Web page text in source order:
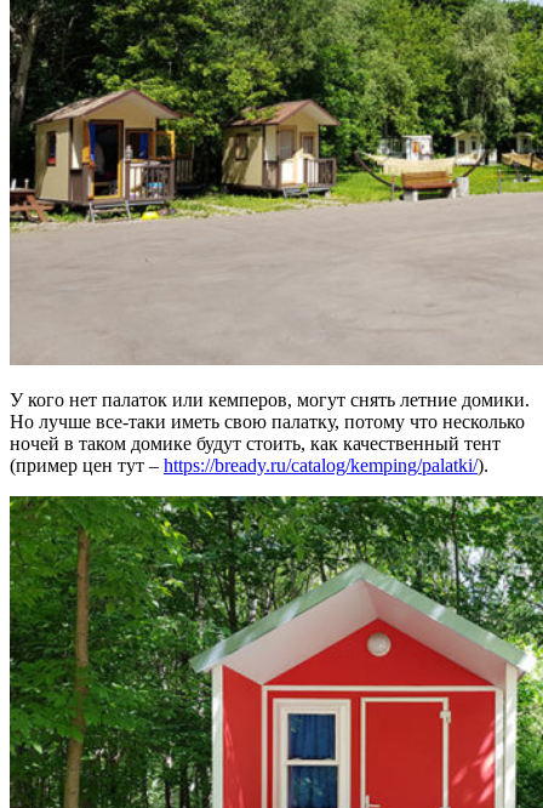
У кого нет палаток или кемперов, могут снять летние домики.
Но лучше все-таки иметь свою палатку, потому что несколько
ночей в таком домике будут стоить, как качественный тент
(пример цен тут – https://bready.ru/catalog/kemping/palatki/).